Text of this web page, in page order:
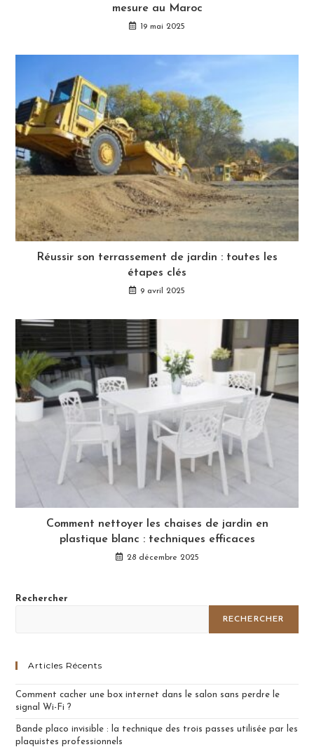
mesure au Maroc
19 mai 2025
Réussir son terrassement de jardin : toutes les
étapes clés
9 avril 2025
Comment nettoyer les chaises de jardin en
plastique blanc : techniques efficaces
28 décembre 2025
Rechercher
RECHERCHER
Articles Récents
Comment cacher une box internet dans le salon sans perdre le
signal Wi-Fi ?
Bande placo invisible : la technique des trois passes utilisée par les
plaquistes professionnels